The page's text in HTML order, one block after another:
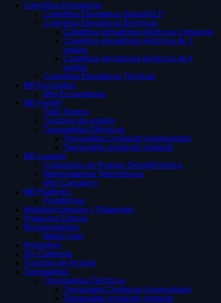
Carretillas Elevadoras
Carretillas Elevadoras Diesel/GLP
Carretillas Elevadoras Eléctricas
Carretillas elevadoras eléctricas Crossover
Carretillas elevadoras eléctricas de 3
ruedas
Carretillas elevadoras eléctricas de 4
ruedas
Carretillas Elevadoras Térmicas
MB Excavators
Mini Excavadoras
MB Forklift
Todo Terreno
Tractores de arrastre
Transpaletas Eléctricas
Transpaleta Conductor Acompañado
Transpaleta conductor montado
MB Loaders
Cargadoras de Ruedas Diesel/Electrica
Manipuladoras Telescópicas
Mini Cargadora
MB Platforms
Plataformas
Multidireccionales y Trilaterales
Productos Estrella
Recogepedidos
Medio nivel
Retráctiles
Sin Categoría
Tractores de Arrastre
Transpaletas
Transpaletas Eléctricas
Transpaleta Conductor Acompañado
Transpaleta conductor montado